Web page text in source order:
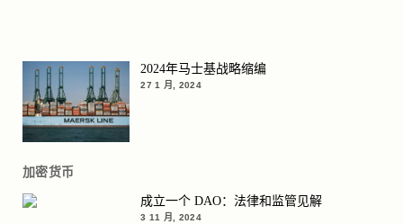
2024年马士基战略缩编
27 1 月, 2024
加密货币
成立一个 DAO：法律和监管见解
3 11 月, 2024